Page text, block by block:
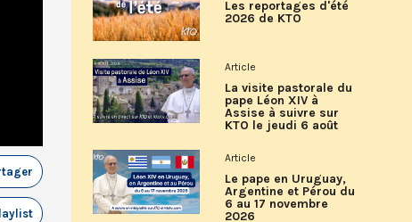
Les reportages d'été
2026 de KTO
Article
La visite pastorale du
pape Léon XIV à
Assise à suivre sur
KTO le jeudi 6 août
Article
Le pape en Uruguay,
Argentine et Pérou du
6 au 17 novembre
2026